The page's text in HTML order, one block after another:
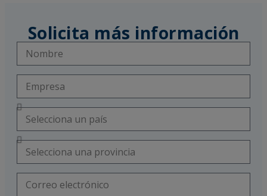
Solicita más información